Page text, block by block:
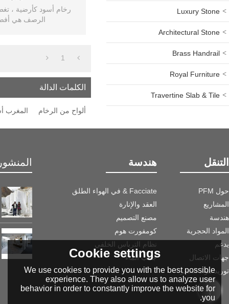
Luxury Stone
Architectural Stone
Brass Handrail
Royal Furniture
Travertine Slab & Tile
رخام أسود كأرضية ،
الرصف هي
1
الكلمات الدالة
ألواح من الرخام المغرب
التنقل
حول PFM
المشاريع
هندسة
المواد الحجرية
يدعم
جهات الاتصال
توريد مواد الحجر
هندسة
Facciate & في الهواء الطلق
العقد والإنارة
مصنع التصميم
كومفورت هوم
نظام الترباس الخلفي
جانب الماء
Cookie settings
We use cookies to provide you with the best possible
experience. They also allow us to analyze user
behavior in order to constantly improve the website for
you.